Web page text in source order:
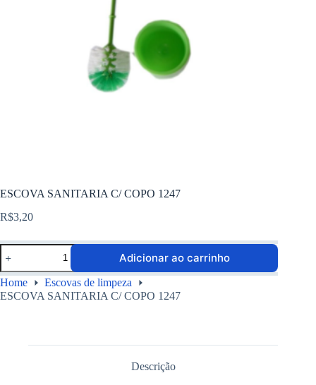
ESCOVA SANITARIA C/ COPO 1247
R$3,20
Adicionar ao carrinho
Home
Escovas de limpeza
ESCOVA SANITARIA C/ COPO 1247
Descrição